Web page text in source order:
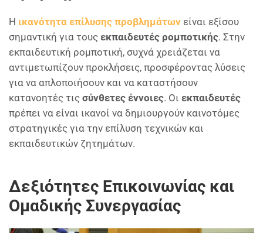
Η ικανότητα επίλυσης προβλημάτων είναι εξίσου
σημαντική για τους εκπαιδευτές ρομποτικής. Στην
εκπαιδευτική ρομποτική, συχνά χρειάζεται να
αντιμετωπίζουν προκλήσεις, προσφέροντας λύσεις
για να απλοποιήσουν και να καταστήσουν
κατανοητές τις σύνθετες έννοιες. Οι εκπαιδευτές
πρέπει να είναι ικανοί να δημιουργούν καινοτόμες
στρατηγικές για την επίλυση τεχνικών και
εκπαιδευτικών ζητημάτων.
Δεξιότητες Επικοινωνίας και
Ομαδικής Συνεργασίας